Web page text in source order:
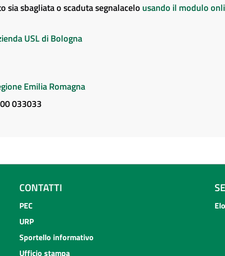
sia sbagliata o scaduta segnalacelo usando il modulo
USL di Bologna
Emilia Romagna
033033
CONTATTI
PEC
URP
Sportello informativo
Ufficio stampa